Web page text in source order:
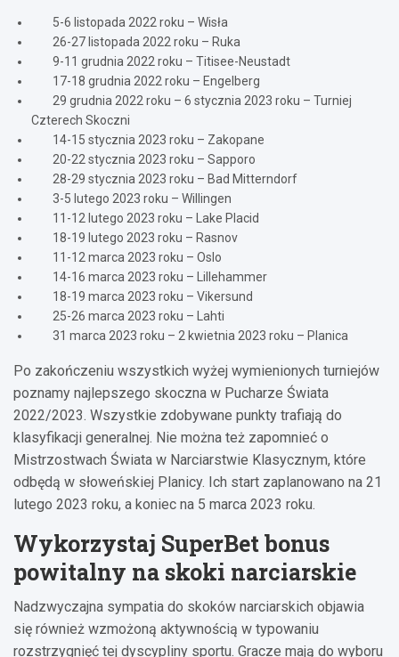
5-6 listopada 2022 roku – Wisła
26-27 listopada 2022 roku – Ruka
9-11 grudnia 2022 roku – Titisee-Neustadt
17-18 grudnia 2022 roku – Engelberg
29 grudnia 2022 roku – 6 stycznia 2023 roku – Turniej
Czterech Skoczni
14-15 stycznia 2023 roku – Zakopane
20-22 stycznia 2023 roku – Sapporo
28-29 stycznia 2023 roku – Bad Mitterndorf
3-5 lutego 2023 roku – Willingen
11-12 lutego 2023 roku – Lake Placid
18-19 lutego 2023 roku – Rasnov
11-12 marca 2023 roku – Oslo
14-16 marca 2023 roku – Lillehammer
18-19 marca 2023 roku – Vikersund
25-26 marca 2023 roku – Lahti
31 marca 2023 roku – 2 kwietnia 2023 roku – Planica
Po zakończeniu wszystkich wyżej wymienionych turniejów
poznamy najlepszego skoczna w Pucharze Świata
2022/2023. Wszystkie zdobywane punkty trafiają do
klasyfikacji generalnej. Nie można też zapomnieć o
Mistrzostwach Świata w Narciarstwie Klasycznym, które
odbędą w słoweńskiej Planicy. Ich start zaplanowano na 21
lutego 2023 roku, a koniec na 5 marca 2023 roku.
Wykorzystaj SuperBet bonus
powitalny na skoki narciarskie
Nadzwyczajna sympatia do skoków narciarskich objawia
się również wzmożoną aktywnością w typowaniu
rozstrzygnięć tej dyscypliny sportu. Gracze mają do wyboru